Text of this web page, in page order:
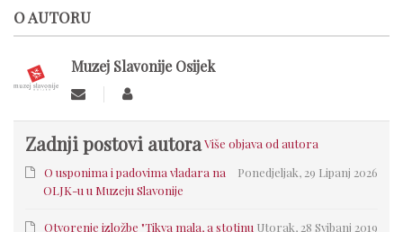
O AUTORU
Muzej Slavonije Osijek
Zadnji postovi autoraViše objava od autora
Ponedjeljak, 29 Lipanj 2026
O usponima i padovima vladara na
OLJK-u u Muzeju Slavonije
Utorak, 28 Svibanj 2019
Otvorenje izložbe "Tikva mala, a stotinu